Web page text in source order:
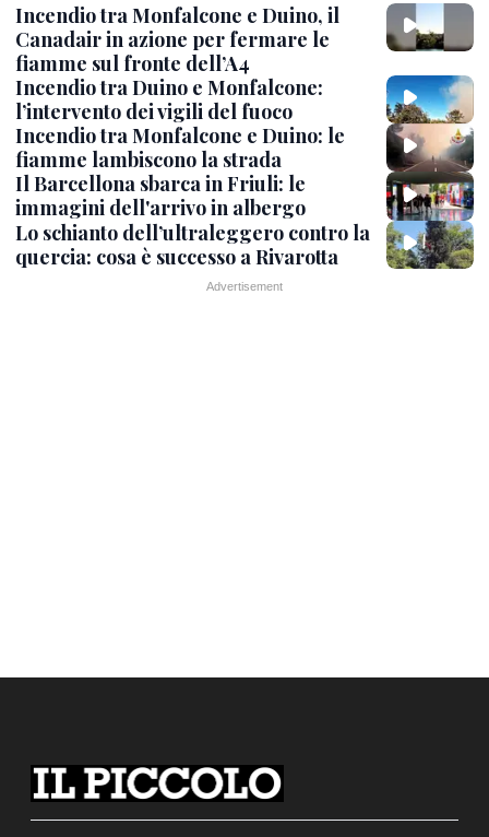
Incendio tra Monfalcone e Duino, il
Canadair in azione per fermare le
fiamme sul fronte dell’A4
Incendio tra Duino e Monfalcone:
l’intervento dei vigili del fuoco
Incendio tra Monfalcone e Duino: le
fiamme lambiscono la strada
Il Barcellona sbarca in Friuli: le
immagini dell'arrivo in albergo
Lo schianto dell’ultraleggero contro la
quercia: cosa è successo a Rivarotta